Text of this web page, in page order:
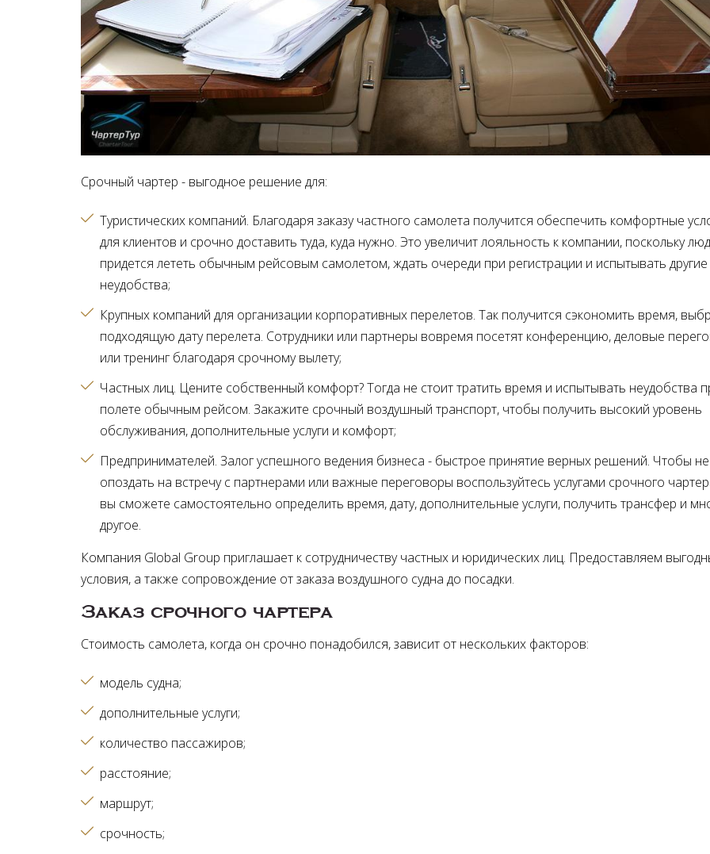
Срочный чартер - выгодное решение для:
Туристических компаний. Благодаря заказу частного самолета получится обеспечить комфортные
для клиентов и срочно доставить туда, куда нужно. Это увеличит лояльность к компании, поскольку
придется лететь обычным рейсовым самолетом, ждать очереди при регистрации и испытывать другие
неудобства
Крупных компаний для организации корпоративных перелетов. Так получится сэкономить время,
подходящую дату перелета. Сотрудники или партнеры вовремя посетят конференцию, деловые
или тренинг благодаря срочному вылету
Частных лиц. Цените собственный комфорт? Тогда не стоит тратить время и испытывать неудобства
полете обычным рейсом. Закажите срочный воздушный транспорт, чтобы получить высокий уровень
обслуживания, дополнительные услуги и комфорт
Предпринимателей. Залог успешного ведения бизнеса - быстрое принятие верных решений. Чтобы не
опоздать на встречу с партнерами или важные переговоры воспользуйтесь услугами срочного
вы сможете самостоятельно определить время, дату, дополнительные услуги, получить трансфер и
другое
Компания Global Group приглашает к сотрудничеству частных и юридических лиц. Предоставляем
условия, а также сопровождение от заказа воздушного судна до посадки.
Заказ срочного чартера
Стоимость самолета, когда он срочно понадобился, зависит от нескольких факторов:
модель судна
дополнительные услуги
количество пассажиров
расстояние
маршрут
срочность